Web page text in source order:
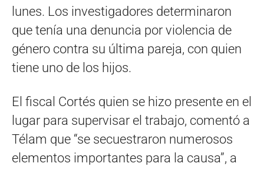
lunes. Los investigadores determinaron
que tenía una denuncia por violencia de
género contra su última pareja, con quien
tiene uno de los hijos.
El fiscal Cortés quien se hizo presente en el
lugar para supervisar el trabajo, comentó a
Télam que “se secuestraron numerosos
elementos importantes para la causa”, a